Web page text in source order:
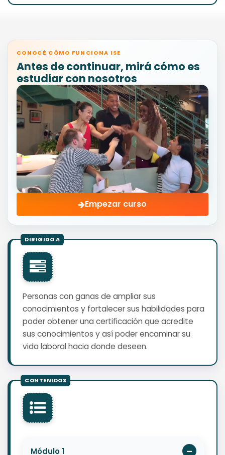
CONOCÉ CÓMO FUNCIONA ISE
Antes de continuar, mirá cómo es
estudiar con nosotros
Empezar curso
Personas con ganas de ampliar sus
conocimientos y fortalecer sus habilidades para
poder obtener una certificación que acredite
sus conocimientos y así poder encaminar su
vida laboral hacia donde deseen.
Módulo 1